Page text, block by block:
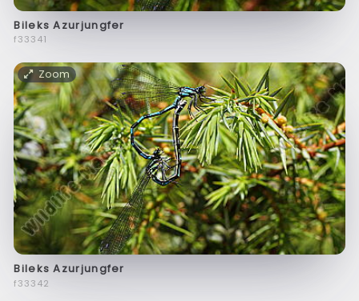
Bileks Azurjungfer
f33341
Zoom
Bileks Azurjungfer
f33342